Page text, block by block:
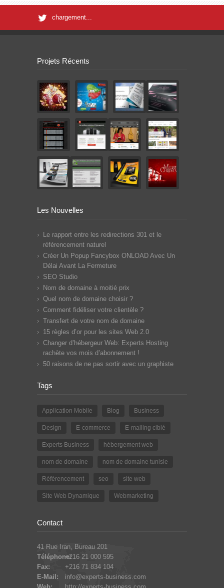
chargement...
Projets Récents
Les Nouvelles
Le rapport entre les redirections 301 et le
référencement naturel
Créer Un Popup Fancybox ONLOAD Avec Un
Délai Avant La Fermeture
SEO Studio
Nom de domaine à moitié prix
Quel nom de domaine choisir ?
Comment fidéliser votre clientèle ?
Transfert de votre nom de domaine
15 règles d’or pour les sites Web 2.0
Changer d’hébergeur Web: Experts Hosting
rachète vos mois d’abonnement !
50 raisons de ne pas sortir avec un graphiste
Tags
Application Mobile Blog Business
Design E-commerce E-mailing ciblé
Experts Business hébergement web
nom de domaine nom de domaine tunisie
Référencement seo site web
Site Web Dynamique Webmarketing
Contact
41 Rue Iran, Bureau 201
Téléphone:+216 21 000 595
Fax:
+216 71 834 104
E-Mail:
info@experts-business.com